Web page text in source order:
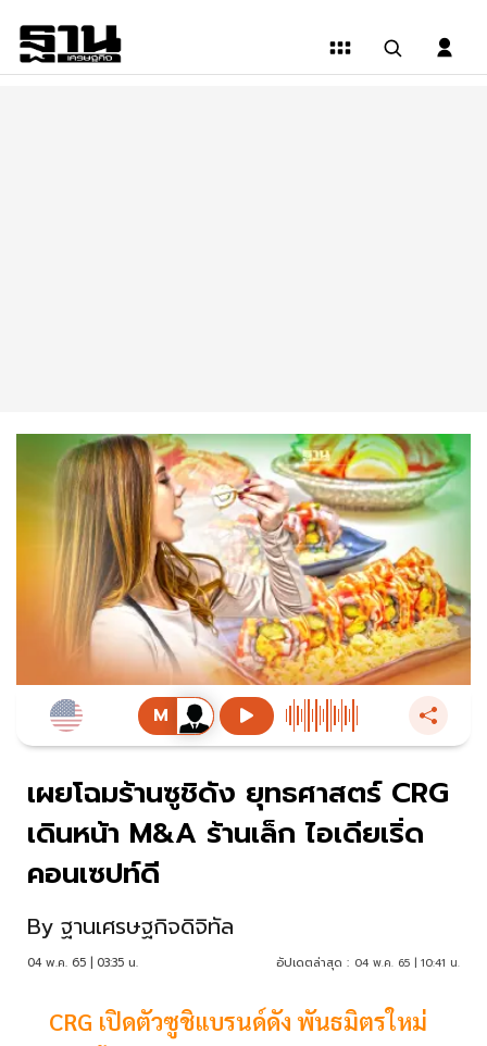
เผยโฉมร้านซูชิดัง ยุทธศาสตร์ CRG
เดินหน้า M&A ร้านเล็ก ไอเดียเริ่ด
คอนเซปท์ดี
By ฐานเศรษฐกิจดิจิทัล
04 พ.ค. 65 | 03:35 น. อัปเดตล่าสุด : 04 พ.ค. 65 | 10:41 น.
CRG เปิดตัวซูชิแบรนด์ดัง พันธมิตรใหม่